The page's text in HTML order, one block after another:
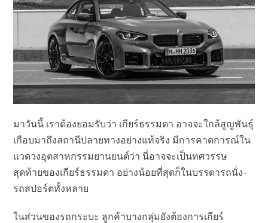
มาวันนี้ เราต้องยอมรับว่า เกียร์ธรรมดา อาจจะใกล้สูญพันธ์ุ
เกือบมาถึงสถานีปลายทางอย่างแท้จริง มีการคาดการณ์ใน
แวดวงอุตสาหกรรมยานยนต์ว่า นี่อาจจะเป็นทศวรรษ
สุดท้ายของเกียร์ธรรมดา อย่างน้อยที่สุดก็ในบรรดารถนั่ง-
รถสปอร์ตทั้งหลาย
ในส่วนของรถกระบะ ลูกค้าบางกลุ่มยังต้องการเกียร์